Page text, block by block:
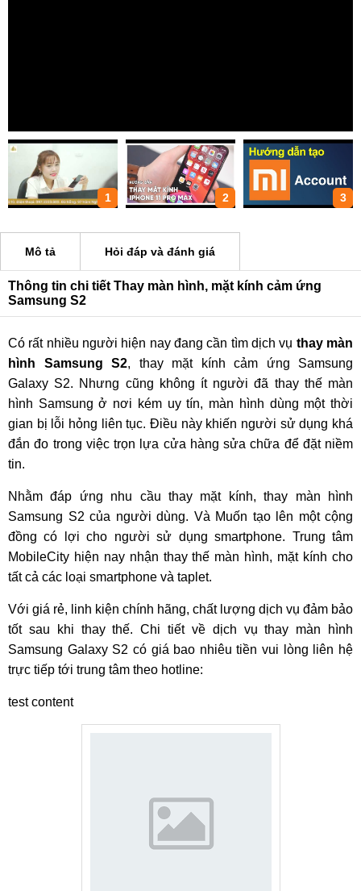
1 2 3
Mô tả Hỏi đáp và đánh giá
Thông tin chi tiết Thay màn hình, mặt kính cảm ứng
Samsung S2
Có rất nhiều người hiện nay đang cần tìm dịch vụ thay màn
hình Samsung S2, thay mặt kính cảm ứng Samsung
Galaxy S2. Nhưng cũng không ít người đã thay thế màn
hình Samsung ở nơi kém uy tín, màn hình dùng một thời
gian bị lỗi hỏng liên tục. Điều này khiến người sử dụng khá
đắn đo trong việc trọn lựa cửa hàng sửa chữa để đặt niềm
tin.
Nhằm đáp ứng nhu cầu thay mặt kính, thay màn hình
Samsung S2 của người dùng. Và Muốn tạo lên một cộng
đồng có lợi cho người sử dụng smartphone. Trung tâm
MobileCity hiện nay nhận thay thế màn hình, mặt kính cho
tất cả các loại smartphone và taplet.
Với giá rẻ, linh kiện chính hãng, chất lượng dịch vụ đảm bảo
tốt sau khi thay thế. Chi tiết về dịch vụ thay màn hình
Samsung Galaxy S2 có giá bao nhiêu tiền vui lòng liên hệ
trực tiếp tới trung tâm theo hotline:
test content